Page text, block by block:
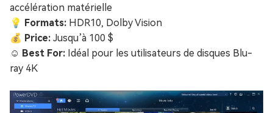
accélération matérielle
💡 Formats: HDR10, Dolby Vision
💰 Price: Jusqu’à 100 $
☺️ Best For: Idéal pour les utilisateurs de disques Blu-
ray 4K